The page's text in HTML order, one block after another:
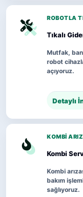
ROBOTLA
Tıkalı
Mutfak,
robot
açıyoruz.
Detaylı
KOMBI
Kombi
Kombi
bakım
sağlıyoruz.